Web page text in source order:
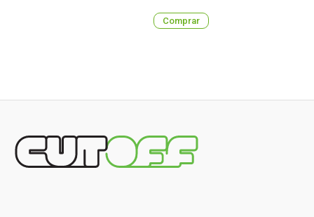
Comprar